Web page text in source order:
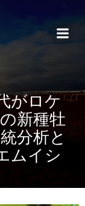
がロケ
新種牡
分析と
ムイシ